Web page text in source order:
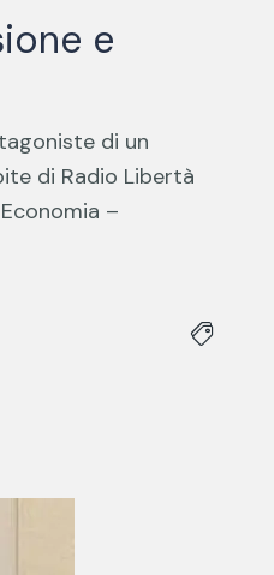
e
di un
di Radio Libertà
–